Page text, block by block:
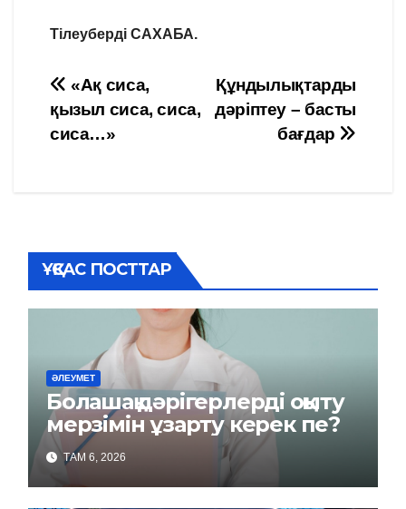
Тілеуберді САХАБА.
Навигация
по
Құндылықтарды
дәріптеу – басты
бағдар
«Ақ сиса,
қызыл сиса, сиса,
сиса…»
ҰҚСАС ПОСТТАР
ӘЛЕУМЕТ
Болашақ дәрігерлерді оқыту
мерзімін ұзарту керек пе?
ТАМ 6, 2026